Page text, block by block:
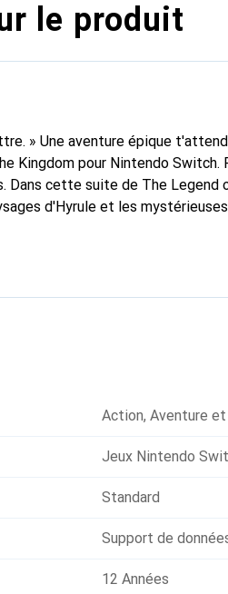
le produit
» Une aventure épique
Kingdom pour Nintendo Switch.
Dans cette suite de The
d'Hyrule et les
: En scannant un amiibo de la
Action, Aventure et
Jeux Nintendo
Standard
Support de
12 Années